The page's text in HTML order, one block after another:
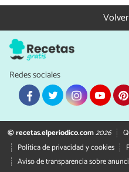
Redes sociales
© recetas.elperiodico.com2026
Política de privacidad y cookies
Aviso de transparencia sobre